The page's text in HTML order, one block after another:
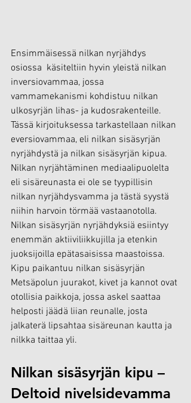
Ensimmäisessä nilkan nyrjähdys
osiossa  käsiteltiin hyvin yleistä nilkan
inversiovammaa, jossa
vammamekanismi kohdistuu nilkan
ulkosyrjän lihas- ja kudosrakenteille.
Tässä kirjoituksessa tarkastellaan nilkan
eversiovammaa, eli nilkan sisäsyrjän
nyrjähdystä ja nilkan sisäsyrjän kipua.
Nilkan nyrjähtäminen mediaalipuolelta
eli sisäreunasta ei ole se tyypillisin
nilkan nyrjähdysvamma ja tästä syystä
niihin harvoin törmää vastaanotolla.
Nilkan sisäsyrjän nyrjähdyksiä esiintyy
enemmän aktiiviliikkujilla ja etenkin
juoksijoilla epätasaisissa maastoissa.
Kipu paikantuu nilkan sisäsyrjän
Metsäpolun juurakot, kivet ja kannot ovat
otollisia paikkoja, jossa askel saattaa
helposti jäädä liian reunalle, josta
jalkaterä lipsahtaa sisäreunan kautta ja
nilkka taittaa yli.
Nilkan sisäsyrjän kipu –
Deltoid nivelsidevamma